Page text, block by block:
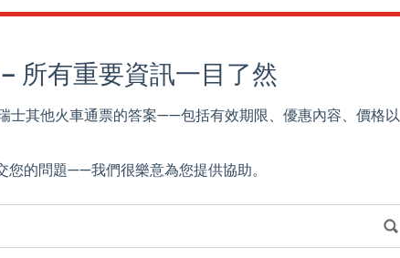
所有重要資訊一目了然
士其他火車通票的答案——包括有效期限、優惠內容、價格以
您的問題——我們很樂意為您提供協助。